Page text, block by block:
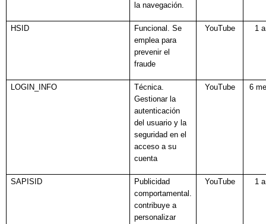
la navegación.
HSID
Funcional. Se
emplea para
prevenir el
fraude
YouTube 1
LOGIN_INFO
Técnica.
Gestionar la
autenticación
del usuario y la
seguridad en el
acceso a su
cuenta
YouTube 6
SAPISID
Publicidad
comportamental.
contribuye a
personalizar
YouTube 1